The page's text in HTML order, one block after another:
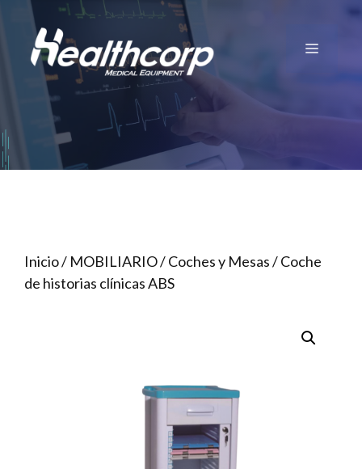
Saltar
contenido
Menú
Inicio/ MOBILIARIO/Coches y Mesas/ Coche
de historias clínicas ABS